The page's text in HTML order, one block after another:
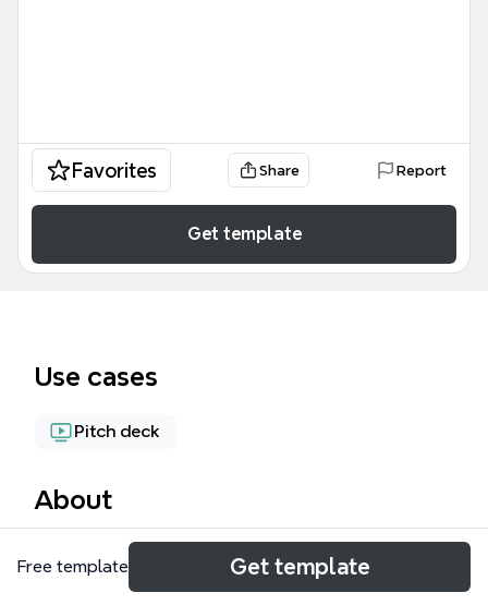
Favorites Share Report
Get template
Use cases
Pitch deck
About
PPT故事演绎（BBP演示法）是一套系统化的演示设计
思维导图模板，包含86个节点，覆盖从故事构建到幻
Free template Get template